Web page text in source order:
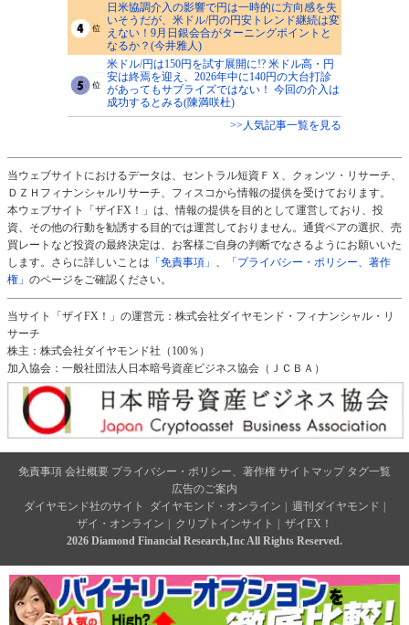
日米協調介入の影響で円は一時的に方向感を失
いそうだが、米ドル/円の円安トレンド継続は変
えない！9月日銀会合がターニングポイントと
なるか？(今井雅人)
米ドル/円は150円を試す展開に!? 米ドル高・円
安は終焉を迎え、2026年中に140円の大台打診
があってもサプライズではない！ 今回の介入は
成功するとみる(陳満咲杜)
>>人気記事一覧を見る
当ウェブサイトにおけるデータは、セントラル短資ＦＸ、クォンツ・リサーチ、
ＤＺＨフィナンシャルリサーチ、フィスコから情報の提供を受けております。
本ウェブサイト「ザイFX！」は、情報の提供を目的として運営しており、投
資、その他の行動を勧誘する目的では運営しておりません。通貨ペアの選択、売
買レートなど投資の最終決定は、お客様ご自身の判断でなさるようにお願いいた
します。さらに詳しいことは 「免責事項」 、
「プライバシー・ポリシー、著作
権」 のページをご確認ください。
当サイト「ザイFX！」の運営元：株式会社ダイヤモンド・フィナンシャル・リ
サーチ
株主：株式会社ダイヤモンド社（100％）
加入協会：一般社団法人日本暗号資産ビジネス協会（ＪＣＢＡ）
免責事項 会社概要 プライバシー・ポリシー、著作権 サイトマップ タグ一覧
広告のご案内
ダイヤモンド社のサイト
ダイヤモンド・オンライン | 週刊ダイヤモンド |
ザイ・オンライン | クリプトインサイト | ザイFX！
2026 Diamond Financial Research,Inc All Rights Reserved.